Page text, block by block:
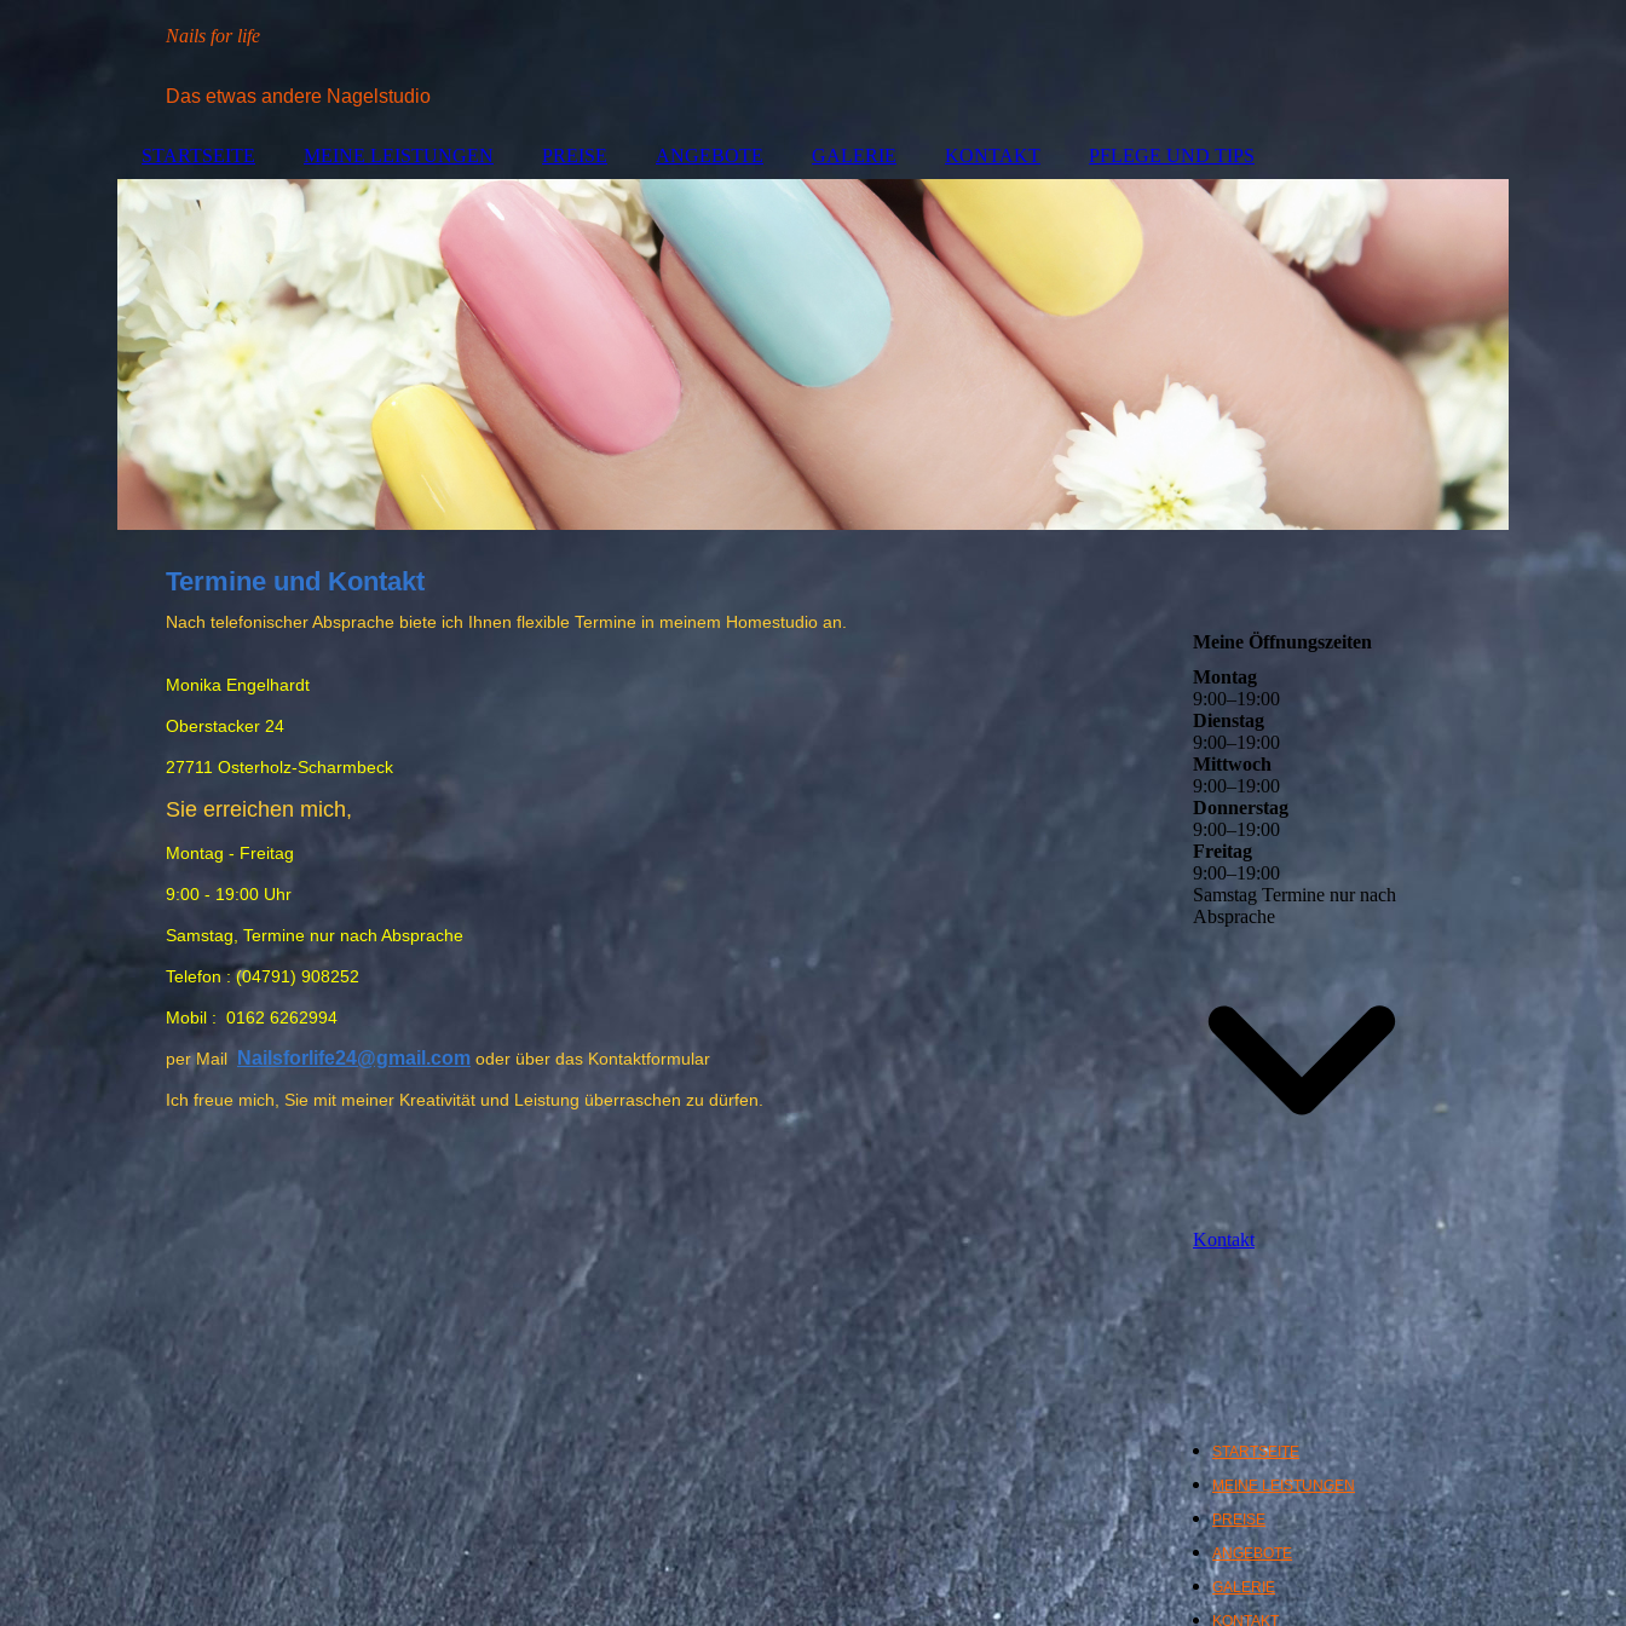
Nails for life
Das etwas andere Nagelstudio
STARTSEITE MEINE LEISTUNGEN PREISE ANGEBOTE GALERIE KONTAKT PFLEGE UND TIPS
Termine und Kontakt
Nach telefonischer Absprache biete ich Ihnen flexible Termine in meinem Homestudio an.
Monika Engelhardt
Oberstacker 24
27711 Osterholz-Scharmbeck
Sie erreichen mich,
Montag - Freitag
9:00 - 19:00 Uhr
Samstag, Termine nur nach Absprache
Telefon : (04791) 908252
Mobil : 0162 6262994
per Mail Nailsforlife24@gmail.com oder über das Kontaktformular
Ich freue mich, Sie mit meiner Kreativität und Leistung überraschen zu dürfen.
Meine Öffnungszeiten
Montag
9:00–19:00
Dienstag
9:00–19:00
Mittwoch
9:00–19:00
Donnerstag
9:00–19:00
Freitag
9:00–19:00
Samstag Termine nur nach
Absprache
Kontakt
STARTSEITE
MEINE LEISTUNGEN
PREISE
ANGEBOTE
GALERIE
KONTAKT